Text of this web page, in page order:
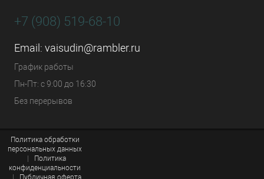
+7 (908) 519-68-10
Email: vaisudin@rambler.ru
График работы
Пн-Пт: с 9:00 до 16:30
Без перерывов
Политика обработки
персональных данных
Политика
конфиденциальности
Публичная оферта